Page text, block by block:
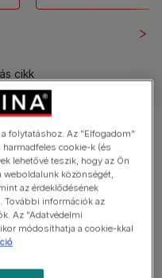
cikk
folytatáshoz. Az "Elfogadom"
cookie-k (és
lehetővé teszik, hogy az Ön
weboldalunk közönségét,
az érdeklődésének
További információk az
Az "Adatvédelmi
módosíthatja a cookie-kkal